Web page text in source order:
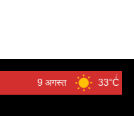
9 अगस्त 33°C